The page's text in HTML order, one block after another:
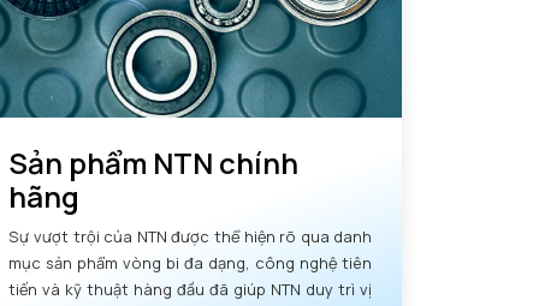
Sản phẩm NTN chính
hãng
Sự vượt trội của NTN được thể hiện rõ qua danh
mục sản phẩm vòng bi đa dạng, công nghệ tiên
tiến và kỹ thuật hàng đầu đã giúp NTN duy trì vị